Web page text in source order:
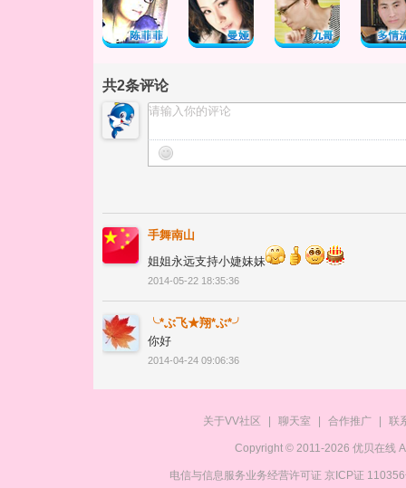
共2条评论
手舞南山
姐姐永远支持小婕妹妹
2014-05-22 18:35:36
╰*ぶ飞★翔*ぶ*╯
你好
2014-04-24 09:06:36
关于VV社区 聊天室 合作推广 联
Copyright © 2011-2026 优贝在线
电信与信息服务业务经营许可证 京ICP证